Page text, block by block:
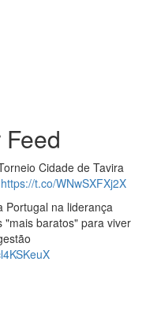
Cidade de Tavira
https://t.co/WNwSXFXj2X
Portugal na liderança
"mais baratos" para viver